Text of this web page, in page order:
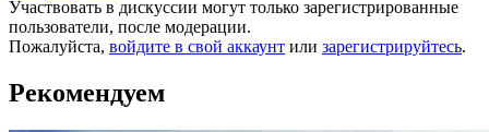
Участвовать в дискуссии могут только зарегистрированные
пользователи, после модерации.
Пожалуйста, войдите в свой аккаунт или зарегистрируйтесь.
Рекомендуем